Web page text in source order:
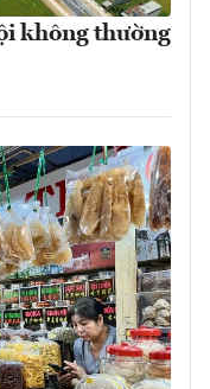
không thường